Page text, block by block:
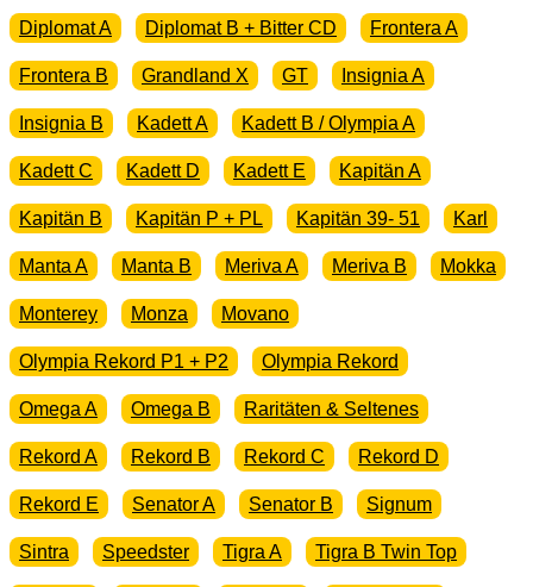
Diplomat A Diplomat B + Bitter CD Frontera A
Frontera B Grandland X GT Insignia A
Insignia B Kadett A Kadett B / Olympia A
Kadett C Kadett D Kadett E Kapitän A
Kapitän B Kapitän P + PL Kapitän 39- 51 Karl
Manta A Manta B Meriva A Meriva B Mokka
Monterey Monza Movano
Olympia Rekord P1 + P2 Olympia Rekord
Omega A Omega B Raritäten & Seltenes
Rekord A Rekord B Rekord C Rekord D
Rekord E Senator A Senator B Signum
Sintra Speedster Tigra A Tigra B Twin Top